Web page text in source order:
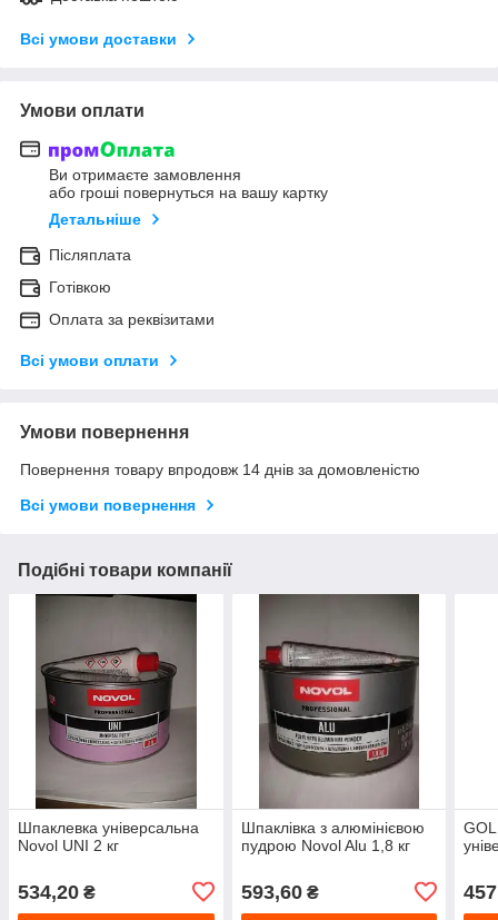
Всі умови доставки
Умови оплати
Ви отримаєте замовлення
або гроші повернуться на вашу картку
Детальніше
Післяплата
Готівкою
Оплата за реквізитами
Всі умови оплати
Умови повернення
Повернення товару впродовж 14 днів за домовленістю
Всі умови повернення
Подібні товари компанії
Шпаклевка універсальна
Novol UNI 2 кг
534,20 ₴
Шпаклівка з алюмінієвою
пудрою Novol Alu 1,8 кг
593,60₴ 457